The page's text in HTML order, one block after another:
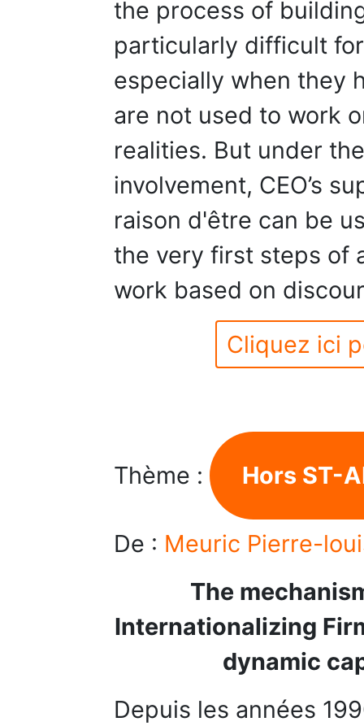
the process of
particularly difficult
especially when they
are not used to work
realities. But under
involvement, CEO’s
raison d'être can be
the very first steps of
work based on
Cliquez ici
Thème : Hors ST-
De : Meuric Pierre-
The
Internationalizing
dynamic
Depuis les années